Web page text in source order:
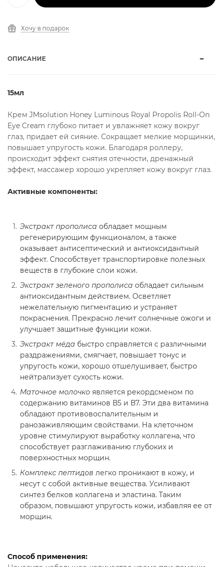
Хочу в подарок
ОПИСАНИЕ
15мл
Крем JMsolution Honey Luminous Royal Propolis Roll-On
Eye Cream глубоко питает и увлажняет кожу вокруг
глаз, придает ей сияние. Сокращает мелкие морщинки,
повышает упругость кожи. Благодаря роллеру,
происходит эффект снятия отечности, дренажный
эффект, массажер хорошо укрепляет кожу вокруг глаз.
Активные компоненты:
Экстракт прополиса обладает мощным
регенерирующим функционалом, а также
оказывает антисептический и антиоксидантный
эффект. Способствует транспортировке полезных
веществ в глубокие слои кожи.
Экстракт зеленого прополиса обладает сильным
антиоксидантным действием. Осветляет
нежелательную пигментацию и устраняет
покраснения. Прекрасно лечит солнечные ожоги и
улучшает защитные функции кожи.
Экстракт мёда быстро справляется с различными
раздражениями, смягчает, повышает тонус и
упругость кожи, хорошо отшелушивает, быстро
нейтрализует сухость кожи.
Маточное молочко является рекордсменом по
содержанию витаминов В5 и В7. Эти два витамина
обладают противовоспалительным и
ранозаживляющим свойствами. На клеточном
уровне стимулируют выработку коллагена, что
способствует разглаживанию глубоких и
поверхностных морщин.
Комплекс пептидов легко проникают в кожу, и
несут с собой активные вещества. Усиливают
синтез белков коллагена и эластина. Таким
образом, повышают упругость кожи, избавляя ее от
морщин.
Способ применения: